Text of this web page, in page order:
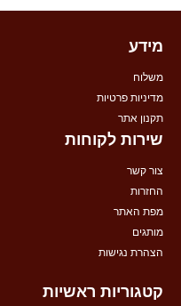
מידע
משלוח
מדיניות פרטיות
תקנון אתר
שירות לקוחות
צור קשר
החזרות
מפת האתר
מותגים
הצהרת נגישות
קטגוריות ראשיות